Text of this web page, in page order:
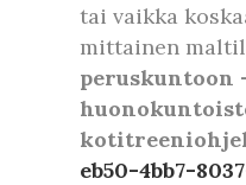
tai vaikka
mittainen
peruskuntoon
eb50-4bb7-